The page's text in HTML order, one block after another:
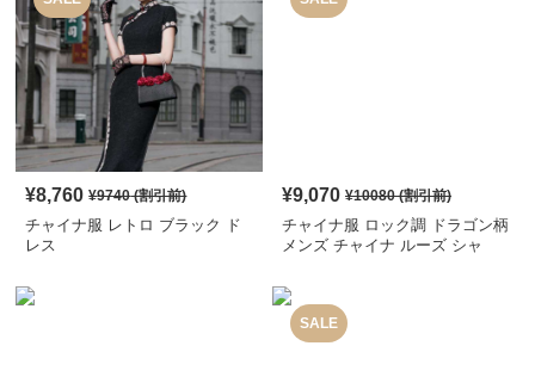
¥8,760 ¥9740(割引前)
チャイナ服 レトロ ブラック ド
レス
¥9,070 ¥10080(割引前)
チャイナ服 ロック調 ドラゴン柄
メンズ チャイナ ルーズ シャ
SALE